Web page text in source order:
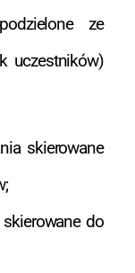
ze
uczestników)
skierowane
skierowane do